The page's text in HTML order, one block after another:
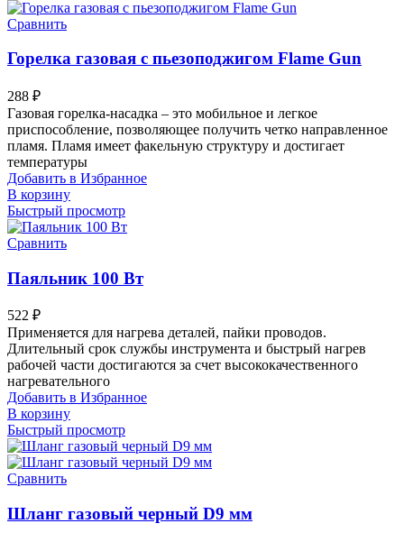
Сравнить
Горелка газовая с пьезоподжигом Flame Gun
288 ₽
Газовая горелка-насадка – это мобильное и легкое
приспособление, позволяющее получить четко направленное
пламя. Пламя имеет факельную структуру и достигает
температуры
Добавить в Избранное
В корзину
Быстрый просмотр
Сравнить
Паяльник 100 Вт
522 ₽
Применяется для нагрева деталей, пайки проводов.
Длительный срок службы инструмента и быстрый нагрев
рабочей части достигаются за счет высококачественного
нагревательного
Добавить в Избранное
В корзину
Быстрый просмотр
Сравнить
Шланг газовый черный D9 мм